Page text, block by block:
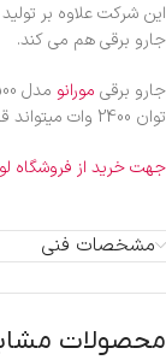
این شرکت علاوه بر
جارو برقی هم می کند.
جارو برقی مورانو
توان 2400 وات میتواند قدرت مکش بالایی به شما ارائه دهد.
جهت خرید از فروشگاه
مشخصات فنی
محصولات